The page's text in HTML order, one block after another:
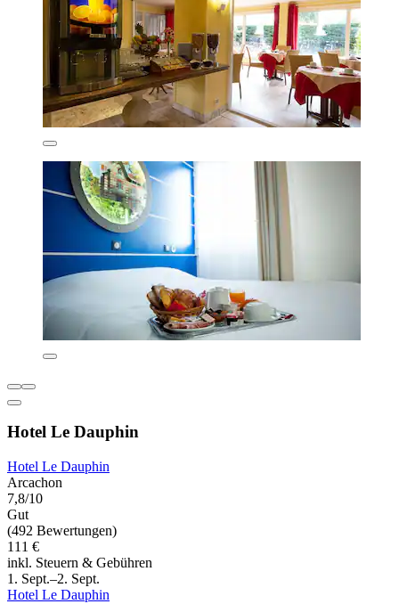
Hotel Le Dauphin
Hotel Le Dauphin
Arcachon
7,8/10
Gut
(492 Bewertungen)
111 €
inkl. Steuern & Gebühren
1. Sept.–2. Sept.
Hotel Le Dauphin